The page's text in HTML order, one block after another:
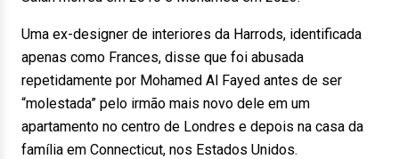
Uma ex-designer de interiores da Harrods, identificada
apenas como Frances, disse que foi abusada
repetidamente por Mohamed Al Fayed antes de ser
“molestada” pelo irmão mais novo dele em um
apartamento no centro de Londres e depois na casa da
família em Connecticut, nos Estados Unidos.